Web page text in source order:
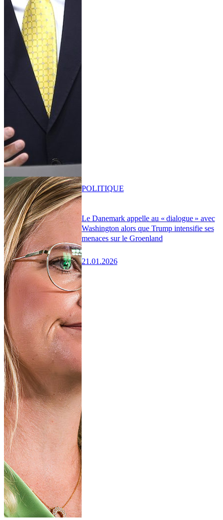
Le Danemark appelle au « dialogue » avec
Washington alors que Trump intensifie ses
menaces sur le Groenland
21.01.2026
POLITIQUE